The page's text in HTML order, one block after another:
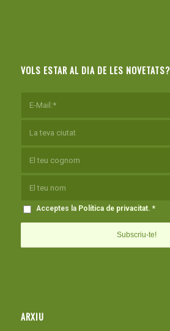
VOLS ESTAR AL DIA DE LES NOVETATS?
Acceptes la Política de privacitat. *
ARXIU